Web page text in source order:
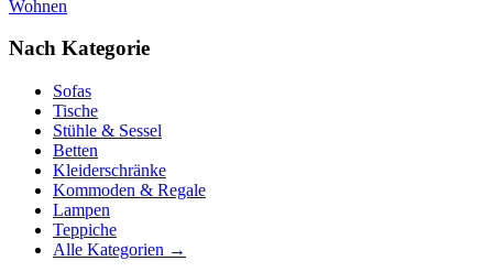
Wohnen
Nach Kategorie
Sofas
Tische
Stühle & Sessel
Betten
Kleiderschränke
Kommoden & Regale
Lampen
Teppiche
Alle Kategorien →